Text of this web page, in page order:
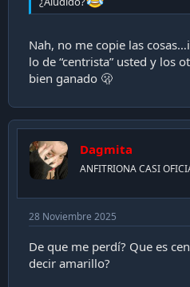
Nah, no me copie las
lo de “centrista” usted y los
bien ganado 🫢
Dagmita
ANFITRIONA CASI
28 Noviembre 2025
De que me perdí? Que es
decir amarillo?